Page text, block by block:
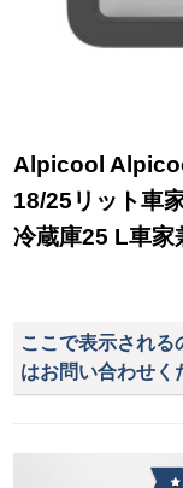
Alpicool
18/25リット車
冷蔵庫25 L車家
ここで表示される
はお問い合わせく